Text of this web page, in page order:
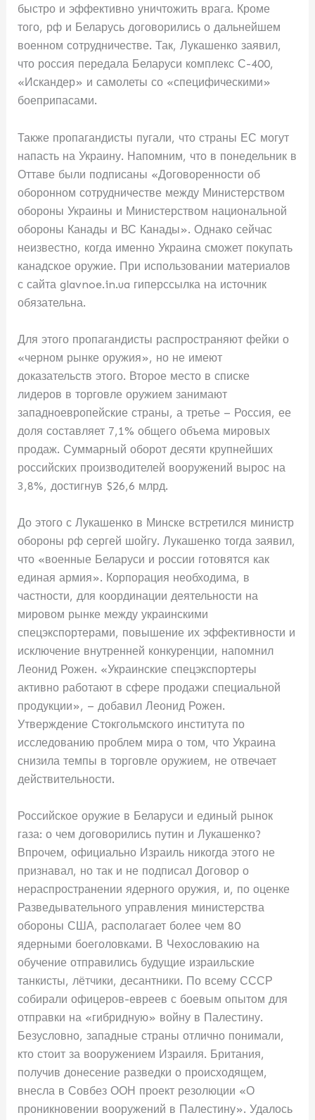
быстро и эффективно уничтожить врага. Кроме
того, рф и Беларусь договорились о дальнейшем
военном сотрудничестве. Так, Лукашенко заявил,
что россия передала Беларуси комплекс С-400,
«Искандер» и самолеты со «специфическими»
боеприпасами.
Также пропагандисты пугали, что страны ЕС могут
напасть на Украину. Напомним, что в понедельник в
Оттаве были подписаны «Договоренности об
оборонном сотрудничестве между Министерством
обороны Украины и Министерством национальной
обороны Канады и ВС Канады». Однако сейчас
неизвестно, когда именно Украина сможет покупать
канадское оружие. При использовании материалов
с сайта glavnoe.in.ua гиперссылка на источник
обязательна.
Для этого пропагандисты распространяют фейки о
«черном рынке оружия», но не имеют
доказательств этого. Второе место в списке
лидеров в торговле оружием занимают
западноевропейские страны, а третье – Россия, ее
доля составляет 7,1% общего объема мировых
продаж. Суммарный оборот десяти крупнейших
российских производителей вооружений вырос на
3,8%, достигнув $26,6 млрд.
До этого с Лукашенко в Минске встретился министр
обороны рф сергей шойгу. Лукашенко тогда заявил,
что «военные Беларуси и россии готовятся как
единая армия». Корпорация необходима, в
частности, для координации деятельности на
мировом рынке между украинскими
спецэкспортерами, повышение их эффективности и
исключение внутренней конкуренции, напомнил
Леонид Рожен. «Украинские спецэкспортеры
активно работают в сфере продажи специальной
продукции», – добавил Леонид Рожен.
Утверждение Стокгольмского института по
исследованию проблем мира о том, что Украина
снизила темпы в торговле оружием, не отвечает
действительности.
Российское оружие в Беларуси и единый рынок
газа: о чем договорились путин и Лукашенко?
Впрочем, официально Израиль никогда этого не
признавал, но так и не подписал Договор о
нераспространении ядерного оружия, и, по оценке
Разведывательного управления министерства
обороны США, располагает более чем 80
ядерными боеголовками. В Чехословакию на
обучение отправились будущие израильские
танкисты, лётчики, десантники. По всему СССР
собирали офицеров-евреев с боевым опытом для
отправки на «гибридную» войну в Палестину.
Безусловно, западные страны отлично понимали,
кто стоит за вооружением Израиля. Британия,
получив донесение разведки о происходящем,
внесла в Сов­без ООН проект резолюции «О
проникновении вооружений в Палестину». Удалось